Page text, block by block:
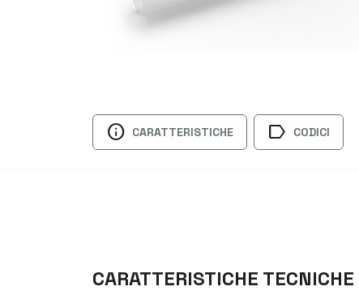
info CARATTERISTICHE label CODICI
CARATTERISTICHE TECNICHE